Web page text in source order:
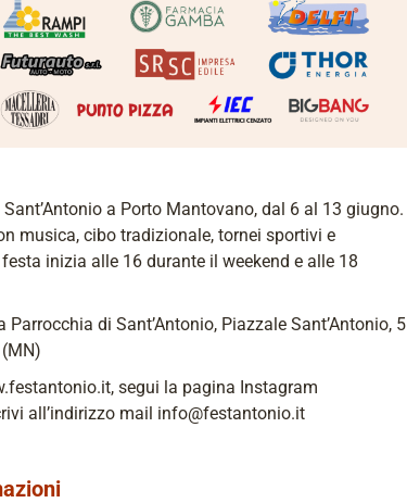
a Porto Mantovano, dal 6 al 13 giugno.
musica, cibo tradizionale, tornei sportivi e
inizia alle 16 durante il weekend e alle 18
di Sant’Antonio, Piazzale Sant’Antonio, 5
segui la pagina Instagram
all’indirizzo mail info@festantonio.it